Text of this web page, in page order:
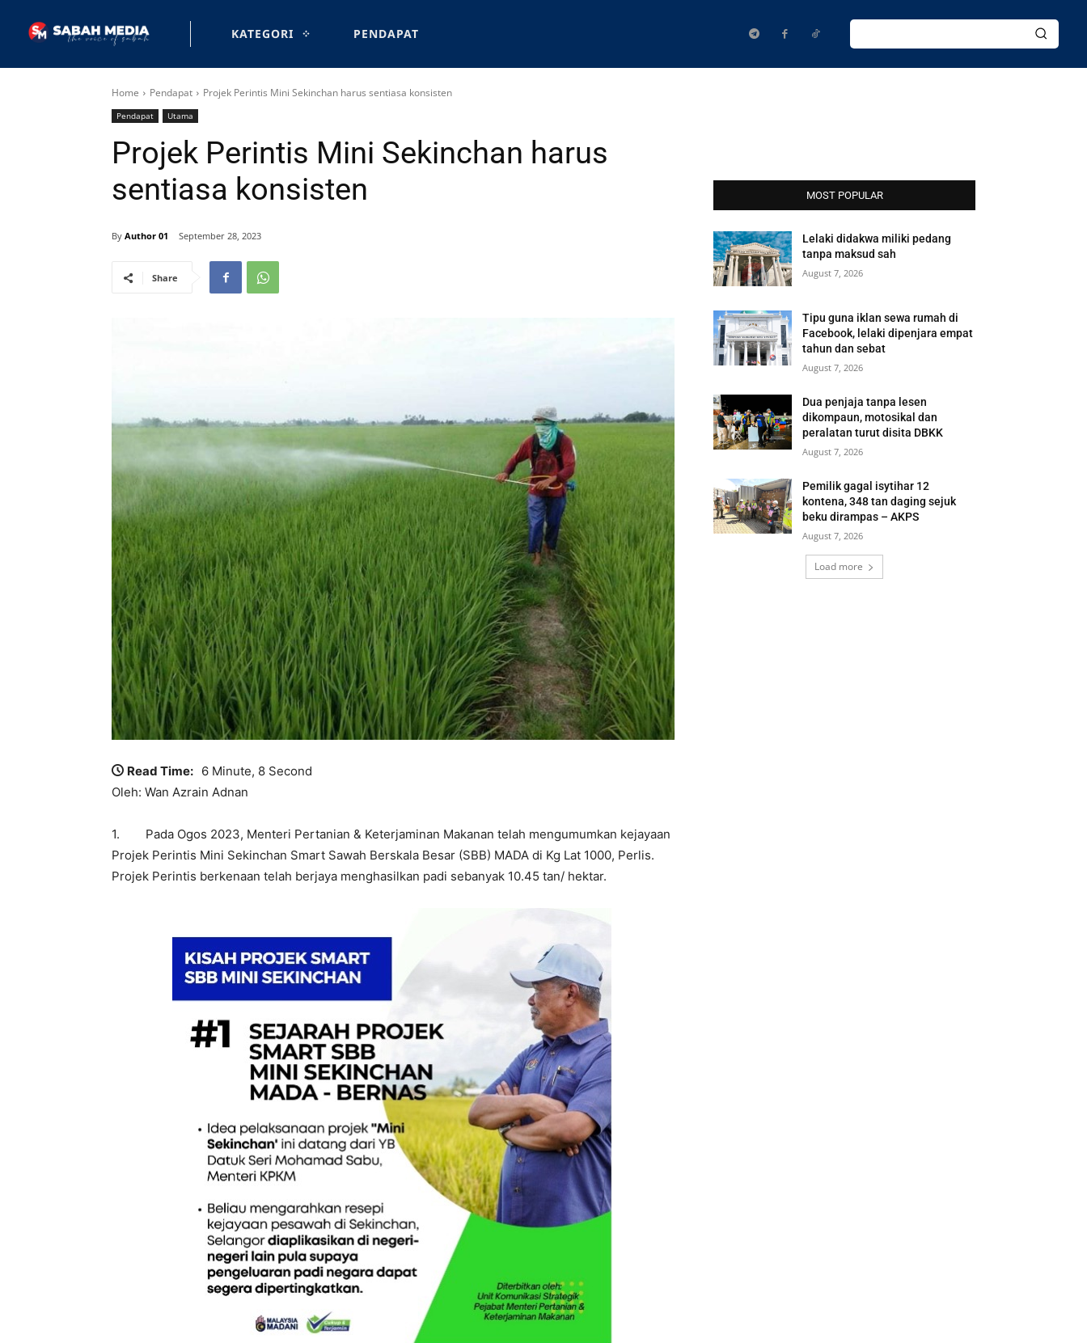
KATEGORI PENDAPAT
Home Pendapat Projek Perintis Mini Sekinchan harus sentiasa konsisten
Pendapat Utama
Projek Perintis Mini Sekinchan harus
sentiasa konsisten
By Author 01 September 28, 2023
Share
Read Time: 6 Minute, 8 Second
Oleh: Wan Azrain Adnan
1. Pada Ogos 2023, Menteri Pertanian & Keterjaminan Makanan telah mengumumkan kejayaan
Projek Perintis Mini Sekinchan Smart Sawah Berskala Besar (SBB) MADA di Kg Lat 1000, Perlis.
Projek Perintis berkenaan telah berjaya menghasilkan padi sebanyak 10.45 tan/ hektar.
MOST POPULAR
Lelaki didakwa miliki pedang
tanpa maksud sah
August 7, 2026
Tipu guna iklan sewa rumah di
Facebook, lelaki dipenjara empat
tahun dan sebat
August 7, 2026
Dua penjaja tanpa lesen
dikompaun, motosikal dan
peralatan turut disita DBKK
August 7, 2026
Pemilik gagal isytihar 12
kontena, 348 tan daging sejuk
beku dirampas – AKPS
August 7, 2026
Load more